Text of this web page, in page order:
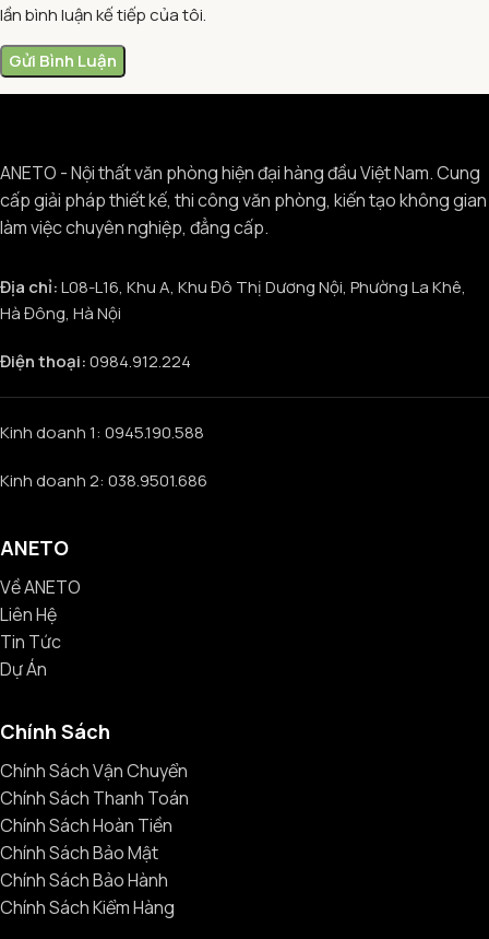
lần bình luận kế tiếp của tôi.
ANETO - Nội thất văn phòng hiện đại hàng đầu Việt Nam. Cung
cấp giải pháp thiết kế, thi công văn phòng, kiến tạo không gian
làm việc chuyên nghiệp, đẳng cấp.
Địa chỉ:L08-L16, Khu A, Khu Đô Thị Dương Nội, Phường La Khê,
Hà Đông, Hà Nội
Điện thoại:0984.912.224
Kinh doanh 1: 0945.190.588
Kinh doanh 2: 038.9501.686
ANETO
Về ANETO
Liên Hệ
Tin Tức
Dự Án
Chính Sách
Chính Sách Vận Chuyển
Chính Sách Thanh Toán
Chính Sách Hoàn Tiền
Chính Sách Bảo Mật
Chính Sách Bảo Hành
Chính Sách Kiểm Hàng